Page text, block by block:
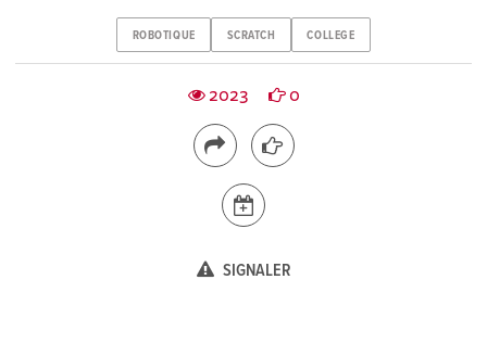
ROBOTIQUE SCRATCH COLLEGE
2023 0
SIGNALER